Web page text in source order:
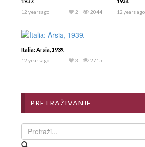
12 years ago 2044
2 12 years ago
Italia: Arsia, 1939.
12 years ago 2715
3
PRETRAŽIVANJE